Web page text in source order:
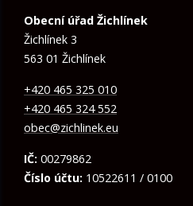
Obecní úřad Žichlínek
Žichlínek 3
563 01 Žichlínek
+420 465 325 010
+420 465 324 552
obec@zichlinek.eu
IČ: 00279862
Číslo účtu: 10522611 / 0100